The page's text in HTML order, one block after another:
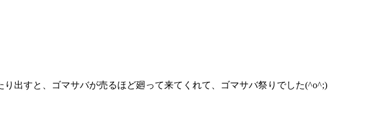
出すと、ゴマサバが売るほど廻って来てくれて、ゴマサバ祭りでした(^o^;)